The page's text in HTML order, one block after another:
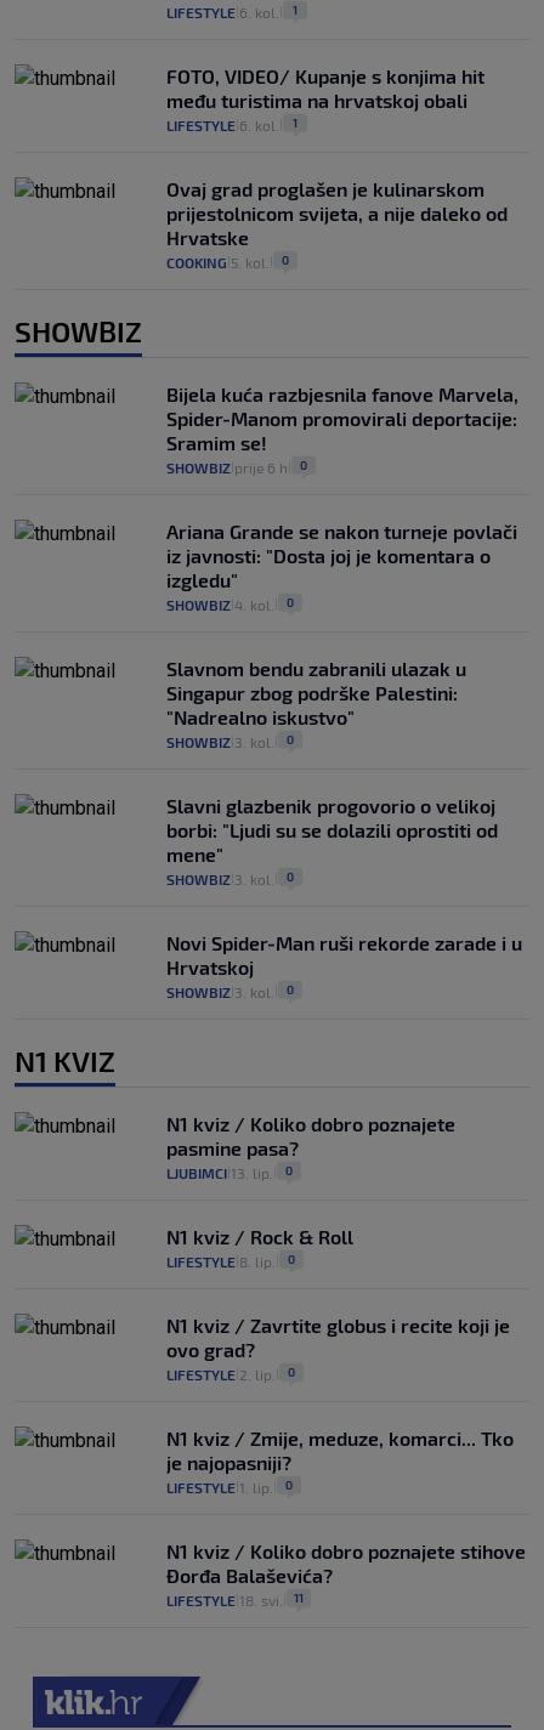
LIFESTYLE 6. kol. 1
FOTO, VIDEO/ Kupanje s konjima hit
među turistima na hrvatskoj obali
LIFESTYLE 6. kol. 1
Ovaj grad proglašen je kulinarskom
prijestolnicom svijeta, a nije daleko od
Hrvatske
COOKING 5. kol. 0
SHOWBIZ
Bijela kuća razbjesnila fanove Marvela,
Spider-Manom promovirali deportacije:
Sramim se!
SHOWBIZ prije 6 h 0
Ariana Grande se nakon turneje povlači
iz javnosti: "Dosta joj je komentara o
izgledu"
SHOWBIZ 4. kol. 0
Slavnom bendu zabranili ulazak u
Singapur zbog podrške Palestini:
"Nadrealno iskustvo"
SHOWBIZ 3. kol. 0
Slavni glazbenik progovorio o velikoj
borbi: "Ljudi su se dolazili oprostiti od
mene"
SHOWBIZ 3. kol. 0
Novi Spider-Man ruši rekorde zarade i u
Hrvatskoj
SHOWBIZ 3. kol. 0
N1 KVIZ
N1 kviz / Koliko dobro poznajete
pasmine pasa?
LJUBIMCI 13. lip. 0
N1 kviz / Rock & Roll
LIFESTYLE 8. lip. 0
N1 kviz / Zavrtite globus i recite koji je
ovo grad?
LIFESTYLE 2. lip. 0
N1 kviz / Zmije, meduze, komarci... Tko
je najopasniji?
LIFESTYLE 1. lip. 0
N1 kviz / Koliko dobro poznajete stihove
Đorđa Balaševića?
LIFESTYLE 18. svi. 11